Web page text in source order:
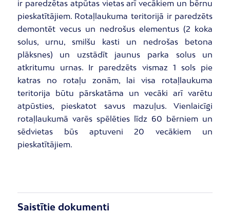
ir paredzētas atpūtas vietas arī vecākiem un bērnu
pieskatītājiem. Rotaļlaukuma teritorijā ir paredzēts
demontēt vecus un nedrošus elementus (2 koka
solus, urnu, smilšu kasti un nedrošas betona
plāksnes) un uzstādīt jaunus parka solus un
atkritumu urnas. Ir paredzēts vismaz 1 sols pie
katras no rotaļu zonām, lai visa rotaļlaukuma
teritorija būtu pārskatāma un vecāki arī varētu
atpūsties, pieskatot savus mazuļus. Vienlaicīgi
rotaļlaukumā varēs spēlēties līdz 60 bērniem un
sēdvietas būs aptuveni 20 vecākiem un
pieskatītājiem.
Saistītie dokumenti